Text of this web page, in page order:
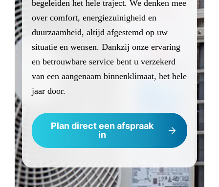
begeleiden het hele traject. We denken mee
over comfort, energiezuinigheid en
duurzaamheid, altijd afgestemd op uw
situatie en wensen. Dankzij onze ervaring
en betrouwbare service bent u verzekerd
van een aangenaam binnenklimaat, het hele
jaar door.
Plan direct een afspraak
in